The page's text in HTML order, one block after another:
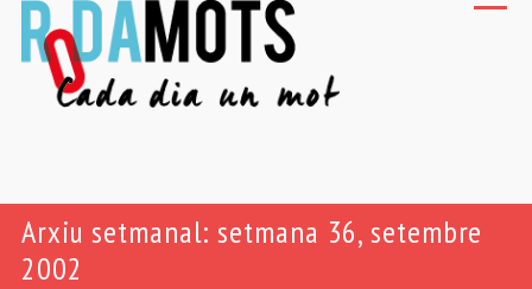
Arxiu setmanal: setmana 36, setembre
2002